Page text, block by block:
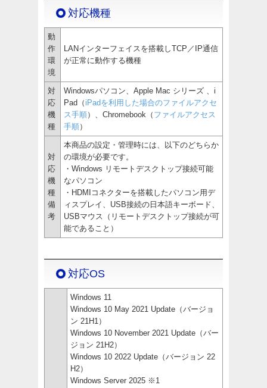
対応機種
動
作
環
境
LANインターフェイスを搭載しTCP／IP通信
が正常に動作する機種
対
応
機
種
Windowsパソコン、Apple Mac シリーズ 、i
Pad（ iPadを利用した場合のファイルアクセ
ス手順）、Chromebook（ ファイルアクセス
手順）
対
応
機
種
備
考
本商品の設定・管理時には、以下のどちらか
の環境が必要です。
・Windows リモートデスクトップ接続可能
なパソコン
・HDMIコネクターを搭載したパソコン用デ
ィスプレイ、USB接続の日本語キーボード、
USBマウス（リモートデスクトップ接続が可
能であること）
対応OS
Windows 11
Windows 10 May 2021 Update（バージョ
ン 21H1）
Windows 10 November 2021 Update（バー
ジョン 21H2）
Windows 10 2022 Update（バージョン 22
H2）
Windows Server 2025 ※1